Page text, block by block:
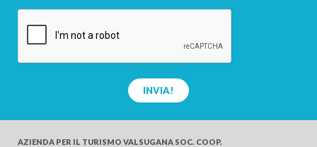
CERCA
INVIA!
AZIENDA PER IL TURISMO VALSUGANA SOC. COOP.